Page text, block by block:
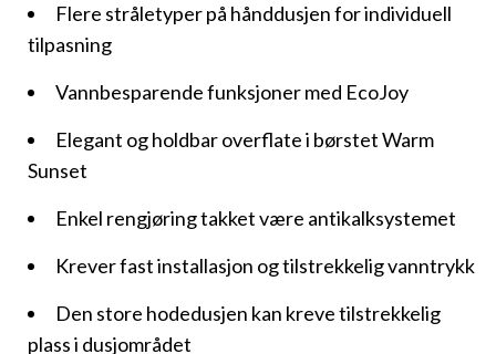
Flere stråletyper på hånddusjen for individuell
tilpasning
Vannbesparende funksjoner med EcoJoy
Elegant og holdbar overflate i børstet Warm
Sunset
Enkel rengjøring takket være antikalksystemet
Krever fast installasjon og tilstrekkelig vanntrykk
Den store hodedusjen kan kreve tilstrekkelig
plass i dusjområdet